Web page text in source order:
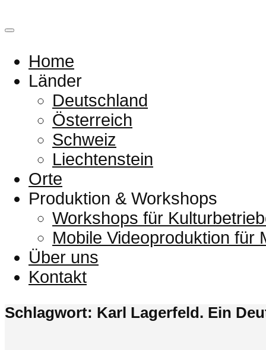
Home
Länder
Deutschland
Österreich
Schweiz
Liechtenstein
Orte
Produktion & Workshops
Workshops für
Mobile Videoproduktion für
Über uns
Kontakt
Schlagwort: Karl Lagerfeld. Ein